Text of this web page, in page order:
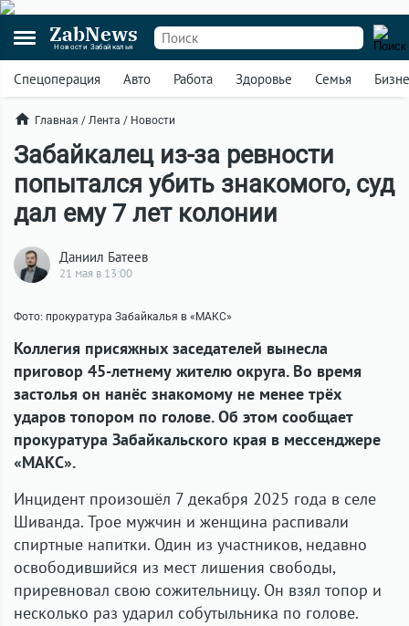
ZabNews
Новости Забайкалья
Спецоперация Авто Работа Здоровье Семья
Главная / Лента / Новости
Забайкалец из-за ревности
попытался убить знакомого, суд
дал ему 7 лет колонии
Даниил Батеев
21 мая в 13:00
Фото: прокуратура Забайкалья в «МАКС»
Коллегия присяжных заседателей вынесла
приговор 45-летнему жителю округа. Во время
застолья он нанёс знакомому не менее трёх
ударов топором по голове. Об этом сообщает
прокуратура Забайкальского края в мессенджере
«МАКС».
Инцидент произошёл 7 декабря 2025 года в селе
Шиванда. Трое мужчин и женщина распивали
спиртные напитки. Один из участников, недавно
освободившийся из мест лишения свободы,
приревновал свою сожительницу. Он взял топор и
несколько раз ударил собутыльника по голове.